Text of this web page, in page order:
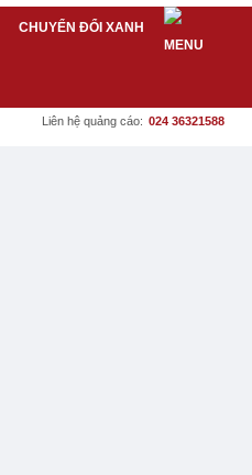
CHUYỂN ĐỔI XANH
Liên hệ quảng cáo: 024 36321588